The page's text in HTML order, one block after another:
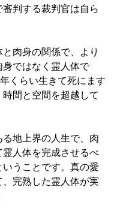
判する裁判官は自ら
と肉身の関係で、より
ではなく霊人体で
くらい生きて死にます
間と空間を超越して
る地上界の人生で、肉
人体を完成させるべ
いうことです。真の愛
完熟した霊人体が実